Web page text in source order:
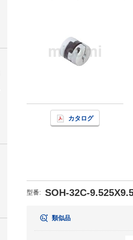
カタログ
型番: SOH-32C-
類似品